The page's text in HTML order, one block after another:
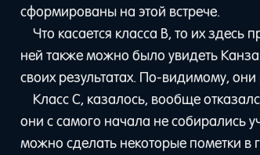
сформированы на этой встрече.
Что касается класса B, то их
ней также можно было увидеть
своих результатах. По-видимому,
Класс C, казалось, вообще
они с самого начала не собирались
можно сделать некоторые пометки в